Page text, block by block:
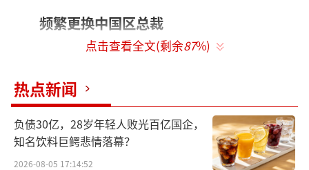
频繁更换中国区总裁
谢霖的到来，进一步表明了加拿大鹅对于
中国市场本土管理团队强化的决心。加拿大鹅
如此形容此次人事变动：“此项任命彰显了加
拿大鹅自2018年进入中国市场以来持续强化本
土领导团队的决心。”
点击查看全文(剩余87%)
热点新闻
负债30亿，28岁年轻人败光百亿国企，
知名饮料巨鳄悲情落幕？
2026-08-05 17:14:52